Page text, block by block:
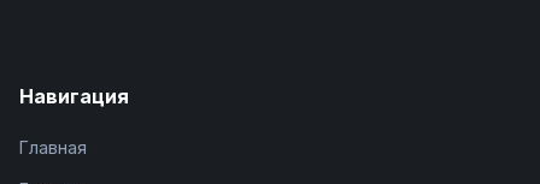
Навигация
Главная